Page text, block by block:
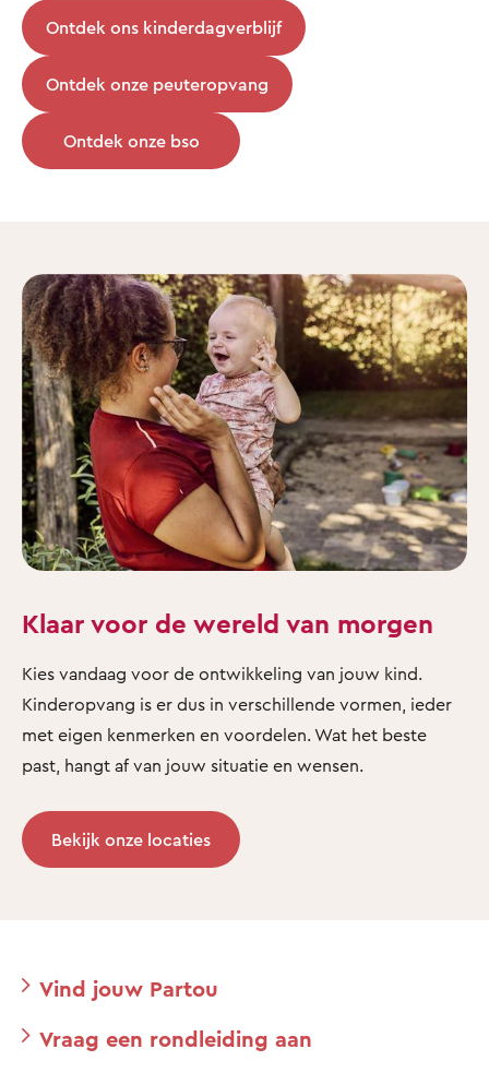
Ontdek ons kinderdagverblijf
Ontdek onze peuteropvang
Ontdek onze bso
Klaar voor de wereld van morgen
Kies vandaag voor de ontwikkeling van jouw kind.
Kinderopvang is er dus in verschillende vormen, ieder
met eigen kenmerken en voordelen. Wat het beste
past, hangt af van jouw situatie en wensen.
Bekijk onze locaties
Vind jouw Partou
Vraag een rondleiding aan